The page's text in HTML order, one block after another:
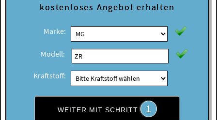
kostenloses Angebot erhalten
Marke:
Modell:
Kraftstoff:
WEITER MIT SCHRITT 1